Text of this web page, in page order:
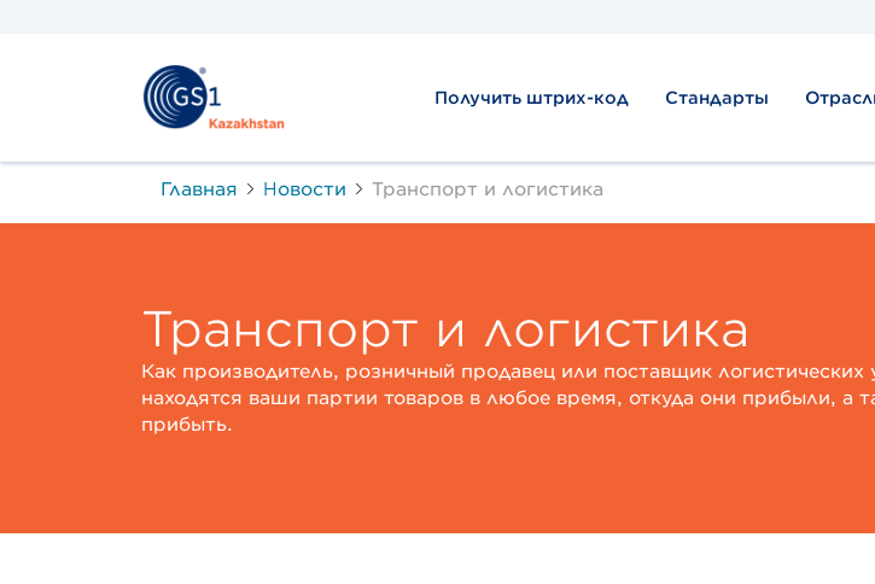
Получить штрих-код Стандарты
Главная Новости Транспорт и логистика
Транспорт и логистика
Как производитель, розничный продавец или поставщик логистических
находятся ваши партии товаров в любое время, откуда они прибыли, а
прибыть.